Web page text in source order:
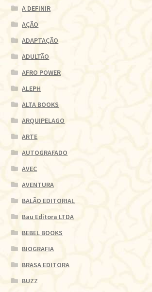
A DEFINIR
AÇÃO
ADAPTAÇÃO
ADULTÃO
AFRO POWER
ALEPH
ALTA BOOKS
ARQUIPELAGO
ARTE
AUTOGRAFADO
AVEC
AVENTURA
BALÃO EDITORIAL
Bau Editora LTDA
BEBEL BOOKS
BIOGRAFIA
BRASA EDITORA
BUZZ